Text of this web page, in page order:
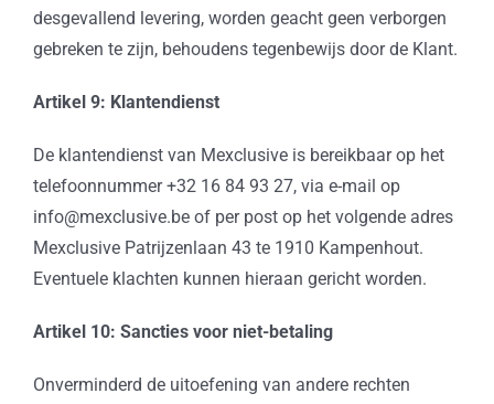
desgevallend levering, worden geacht geen verborgen
gebreken te zijn, behoudens tegenbewijs door de Klant.
Artikel 9: Klantendienst
De klantendienst van Mexclusive is bereikbaar op het
telefoonnummer +32 16 84 93 27, via e-mail op
info@mexclusive.be of per post op het volgende adres
Mexclusive Patrijzenlaan 43 te 1910 Kampenhout.
Eventuele klachten kunnen hieraan gericht worden.
Artikel 10: Sancties voor niet-betaling
Onverminderd de uitoefening van andere rechten